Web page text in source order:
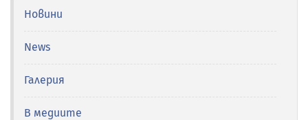
Новини
News
Галерия
В медиите